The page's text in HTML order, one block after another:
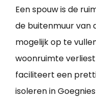
Een spouw is de
de buitenmuur van
mogelijk op te
woonruimte
faciliteert een
isoleren in